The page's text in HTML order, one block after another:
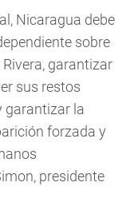
Nicaragua debe
sobre
garantizar
sus restos
garantizar la
forzada y
presidente